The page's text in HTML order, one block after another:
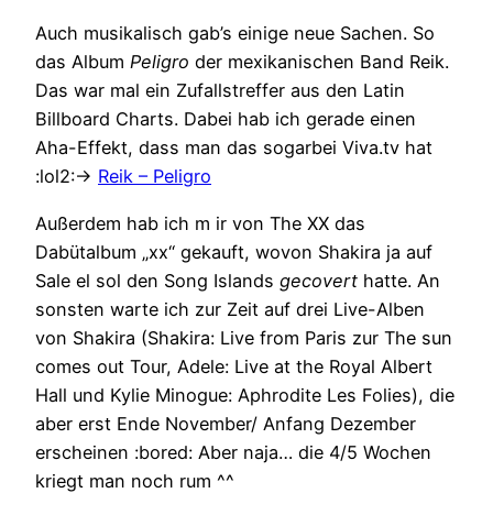
Auch musikalisch gab’s einige neue Sachen. So
das Album Peligro der mexikanischen Band Reik.
Das war mal ein Zufallstreffer aus den Latin
Billboard Charts. Dabei hab ich gerade einen
Aha-Effekt, dass man das sogarbei Viva.tv hat
:lol2:-> Reik – Peligro
Außerdem hab ich m ir von The XX das
Dabütalbum „xx“ gekauft, wovon Shakira ja auf
Sale el sol den Song Islands gecovert hatte. An
sonsten warte ich zur Zeit auf drei Live-Alben
von Shakira (Shakira: Live from Paris zur The sun
comes out Tour, Adele: Live at the Royal Albert
Hall und Kylie Minogue: Aphrodite Les Folies), die
aber erst Ende November/ Anfang Dezember
erscheinen :bored: Aber naja… die 4/5 Wochen
kriegt man noch rum ^^